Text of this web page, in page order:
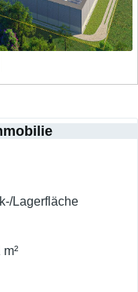
Lagerfläche